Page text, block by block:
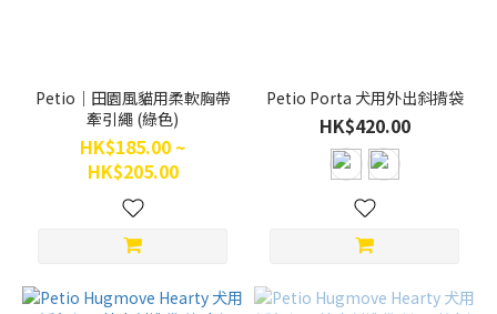
Petio｜田園風貓用柔軟胸帶
牽引繩 (綠色)
HK$185.00 ~
HK$205.00
Petio Porta 犬用外出斜揹袋
HK$420.00